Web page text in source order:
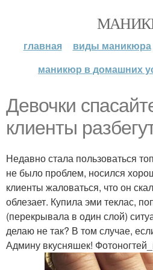
главная виды маникюра
маникюр в домашних
Девочки
клиенты
Недавно стала пользоваться
не было проблем, носился
клиенты жаловаться, что он
облезает. Купила эми теклас,
(перекрывала в один слой)
делаю не так? В том случае,
Админу вкусняшек!